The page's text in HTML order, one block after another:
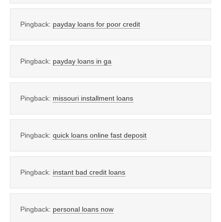
Pingback: payday loans for poor credit
Pingback: payday loans in ga
Pingback: missouri installment loans
Pingback: quick loans online fast deposit
Pingback: instant bad credit loans
Pingback: personal loans now